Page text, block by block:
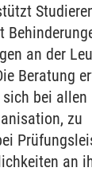
an der
Beratung
bei allen
zu
an